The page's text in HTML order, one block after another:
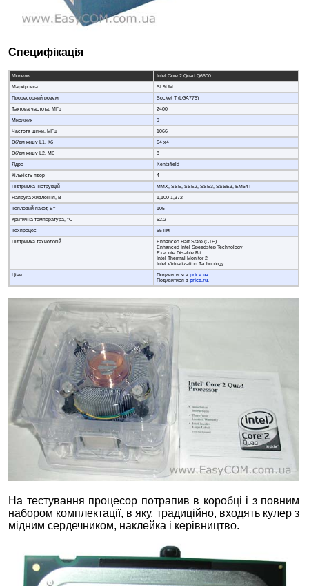
Специфікація
Модель
Intel Core 2 Quad Q6600
Маркіровка
SL9UM
Процесорний роз'єм
Socket T (LGA775)
Тактова частота, МГц
2400
Множник
9
Частота шини, МГц
1066
Об'єм кешу L1, Кб
64 x4
Об'єм кешу L2, Мб
8
Ядро
Kentsfield
Кількість ядер
4
Підтримка інструкцій
MMX, SSE, SSE2, SSE3, SSSE3, EM64T
Напруга живлення, В
1,100-1,372
Тепловий пакет, Вт
105
Критична температура, °C
62.2
Техпроцес
65 нм
Підтримка технологій
Enhanced Halt State (C1E)
Enhanced Intel Speedstep Technology
Execute Disable Bit
Intel Thermal Monitor 2
Intel Virtualization Technology
Ціни
Подивитися вprice.ua.
Подивитися вprice.ru.
На тестування процесор потрапив в коробці і з повним
набором комплектації, в яку, традиційно, входять кулер з
мідним сердечником, наклейка і керівництво.